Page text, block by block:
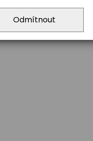
Odmítnout